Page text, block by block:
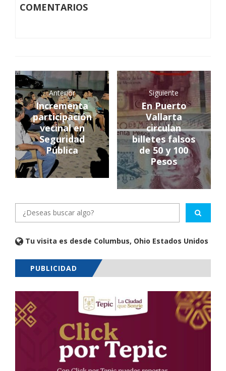
COMENTARIOS
Anterior
Incrementa
participación
vecinal en
Seguridad
Pública
Siguiente
En Puerto
Vallarta
circulan
billetes falsos
de 50 y 100
Pesos
Tu visita es desde Columbus, Ohio Estados Unidos
PUBLICIDAD